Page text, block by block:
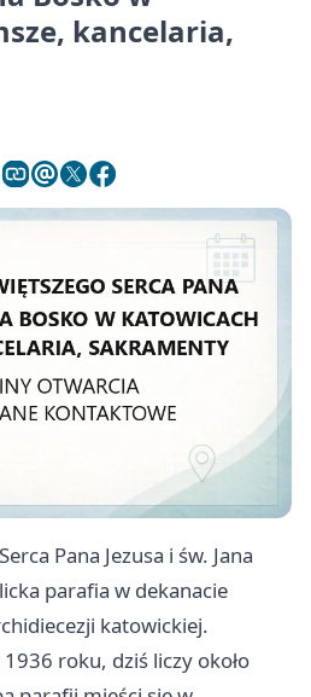
kancelaria,
Pana Jezusa i św. Jana
parafia w dekanacie
katowickiej.
roku, dziś liczy około